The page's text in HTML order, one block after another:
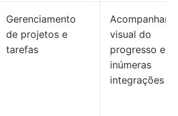
Gerenciamento
de projetos e
tarefas
visual do
progresso e as
inúmeras
integrações